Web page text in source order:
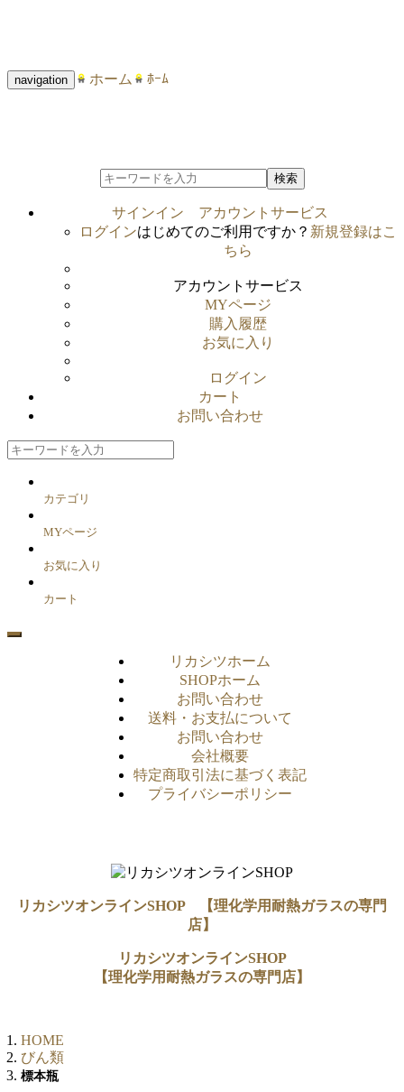
navigation ホーム ﾎｰﾑ
検索
サインイン
アカウントサービス
ログインはじめてのご利用ですか？ 新規登録はこ
ちら
アカウントサービス
MYページ
購入履歴
お気に入り
ログイン
カート
お問い合わせ
カテゴリ
MYページ
お気に入り
カート
リカシツホーム
SHOPホーム
お問い合わせ
送料・お支払について
お問い合わせ
会社概要
特定商取引法に基づく表記
プライバシーポリシー
リカシツオンラインSHOP 【理化学用耐熱ガラスの専門
店】
リカシツオンラインSHOP
【理化学用耐熱ガラスの専門店】
HOME
びん類
標本瓶